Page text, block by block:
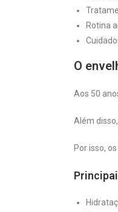
Rotina
O
Aos 50
Além
Por isso,